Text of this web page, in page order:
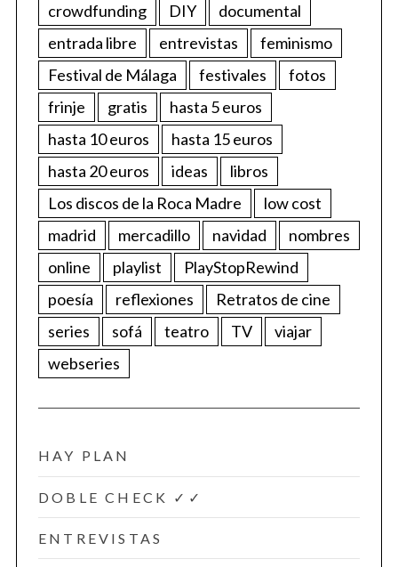
crowdfunding
DIY
documental
entrada libre
entrevistas
feminismo
Festival de Málaga
festivales
fotos
frinje
gratis
hasta 5 euros
hasta 10 euros
hasta 15 euros
hasta 20 euros
ideas
libros
Los discos de la Roca Madre
low cost
madrid
mercadillo navidad
nombres
online
playlist
PlayStopRewind
poesía
reflexiones
Retratos de cine
series
sofá teatro TV
viajar
webseries
HAY PLAN
DOBLE CHECK ✓✓
ENTREVISTAS